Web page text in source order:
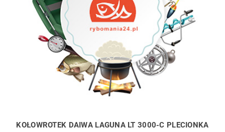
KOŁOWROTEK DAIWA LAGUNA LT 3000-C PLECIONKA